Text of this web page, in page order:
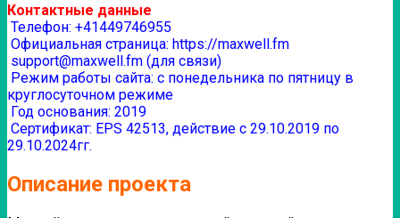
Контактные данные
Телефон: +41449746955
Официальная страница: https://maxwell.fm
support@maxwell.fm (для связи)
Режим работы сайта: с понедельника по пятницу в
круглосуточном режиме
Год основания: 2019
Сертификат: EPS 42513, действие с 29.10.2019 по
29.10.2024гг.
Описание проекта